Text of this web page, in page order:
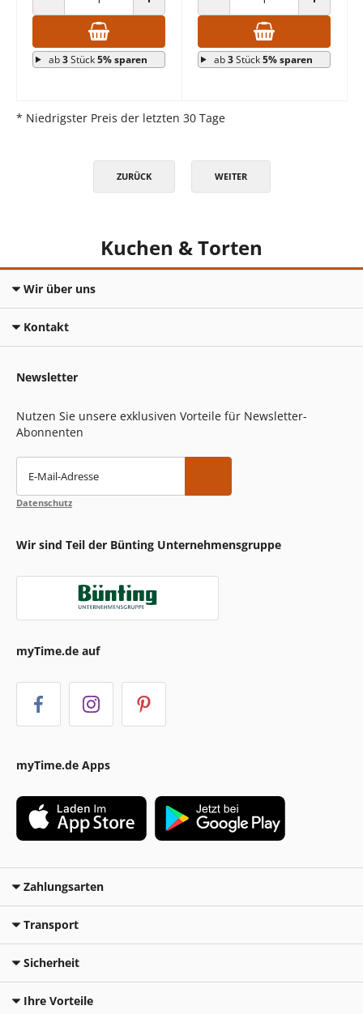
ANZAHL VERRINGERN ANZAHL ERHÖHEN
ab3Stück5% sparen
ANZAHL VERRINGERN ANZAHL
ab3Stück5% sparen
* Niedrigster Preis der letzten 30 Tage
ZURÜCK WEITER
Kuchen & Torten
Wir über uns
Kontakt
Newsletter
Nutzen Sie unsere exklusiven Vorteile für Newsletter-
Abonnenten
E-Mail-Adresse
Datenschutz
Wir sind Teil der Bünting Unternehmensgruppe
myTime.de auf
myTime.de Apps
Zahlungsarten
Transport
Sicherheit
Ihre Vorteile